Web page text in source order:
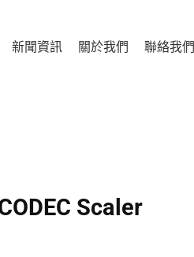
新聞資訊 關於我們 聯絡我們
Scaler